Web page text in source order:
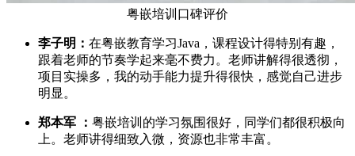
粤嵌培训口碑评价
李子明： 在粤嵌教育学习Java，课程设计得特别有趣，
跟着老师的节奏学起来毫不费力。老师讲解得很透彻，
项目实操多，我的动手能力提升得很快，感觉自己进步
明显。
郑本军 ： 粤嵌培训的学习氛围很好，同学们都很积极向
上。老师讲得细致入微，资源也非常丰富。